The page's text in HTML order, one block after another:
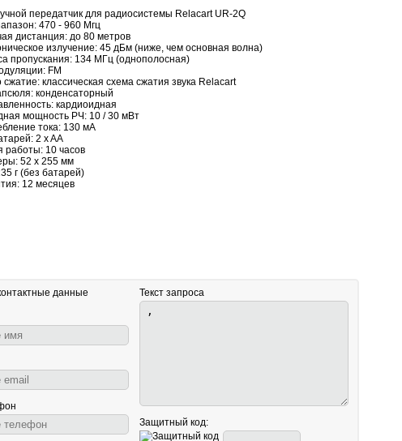
передатчик для радиосистемы Relacart UR-2Q
470 - 960 Мгц
дистанция: до 80 метров
излучение: 45 дБм (ниже, чем основная волна)
пропускания: 134 МГц (однополосная)
FM
сжатие: классическая схема сжатия звука Relacart
конденсаторный
кардиоидная
мощность РЧ: 10 / 30 мВт
тока: 130 мА
2 x AA
работы: 10 часов
52 x 255 мм
г (без батарей)
12 месяцев
данные Текст запроса
Защитный код: